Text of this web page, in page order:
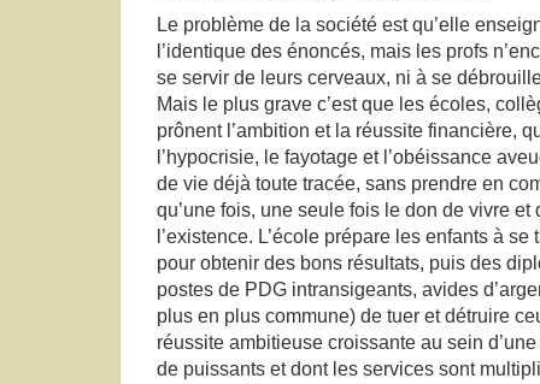
Le problème de la société est qu’elle
l’identique des énoncés, mais les profs
se servir de leurs cerveaux, ni à se
Mais le plus grave c’est que les écoles,
prônent l’ambition et la réussite financière,
l’hypocrisie, le fayotage et l’obéissance
de vie déjà toute tracée, sans prendre en
qu’une fois, une seule fois le don de vivre
l’existence. L’école prépare les enfants à
pour obtenir des bons résultats, puis des
postes de PDG intransigeants, avides
plus en plus commune) de tuer et détruire
réussite ambitieuse croissante au sein
de puissants et dont les services sont